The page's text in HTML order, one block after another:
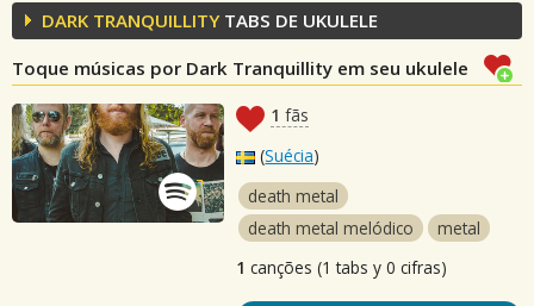
DARK TRANQUILLITYTABS DE UKULELE
Toque músicas por Dark Tranquillity em seu ukulele
1 fãs
(Suécia)
death metal
death metal melódico
metal
1 canções (1 tabs y 0 cifras)